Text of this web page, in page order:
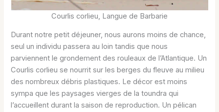
Courlis corlieu, Langue de Barbarie
Durant notre petit déjeuner, nous aurons moins de chance,
seul un individu passera au loin tandis que nous
parviennent le grondement des rouleaux de l’Atlantique. Un
Courlis corlieu se nourrit sur les berges du fleuve au milieu
des nombreux débris plastiques. Le décor est moins
sympa que les paysages vierges de la toundra qui
l’accueillent durant la saison de reproduction. Un pélican